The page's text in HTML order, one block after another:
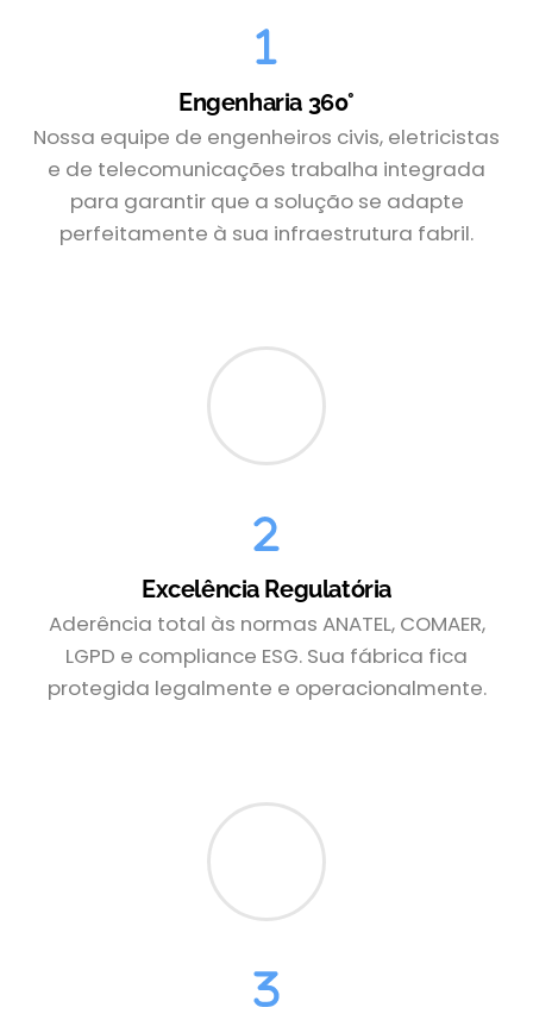
Engenharia 360°
Nossa equipe de engenheiros civis, eletricistas
e de telecomunicações trabalha integrada
para garantir que a solução se adapte
perfeitamente à sua infraestrutura fabril.
Excelência Regulatória
Aderência total às normas ANATEL, COMAER,
LGPD e compliance ESG. Sua fábrica fica
protegida legalmente e operacionalmente.